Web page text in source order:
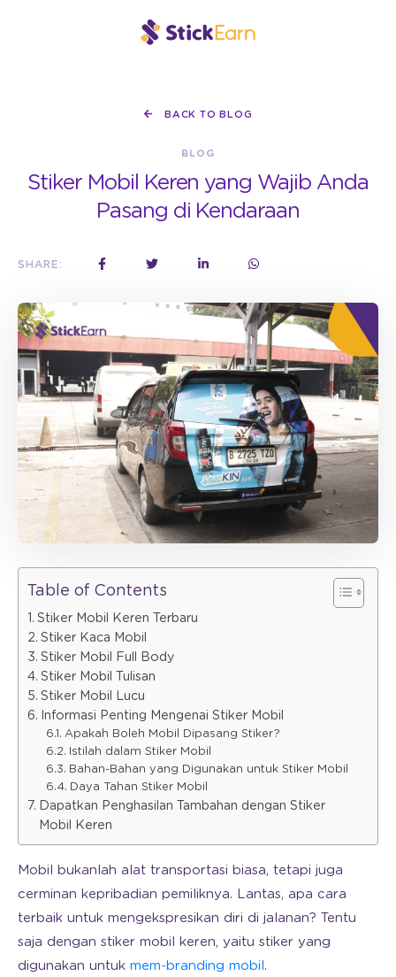
BACK TO BLOG
BLOG
Stiker Mobil Keren yang Wajib Anda
Pasang di Kendaraan
SHARE:
Table of Contents
Stiker Mobil Keren Terbaru
Stiker Kaca Mobil
Stiker Mobil Full Body
Stiker Mobil Tulisan
Stiker Mobil Lucu
Informasi Penting Mengenai Stiker Mobil
Apakah Boleh Mobil Dipasang Stiker?
Istilah dalam Stiker Mobil
Bahan-Bahan yang Digunakan untuk Stiker Mobil
Daya Tahan Stiker Mobil
Dapatkan Penghasilan Tambahan dengan Stiker
Mobil Keren
Mobil bukanlah alat transportasi biasa, tetapi juga
cerminan kepribadian pemiliknya. Lantas, apa cara
terbaik untuk mengekspresikan diri di jalanan? Tentu
saja dengan stiker mobil keren, yaitu stiker yang
digunakan untuk mem-branding mobil.